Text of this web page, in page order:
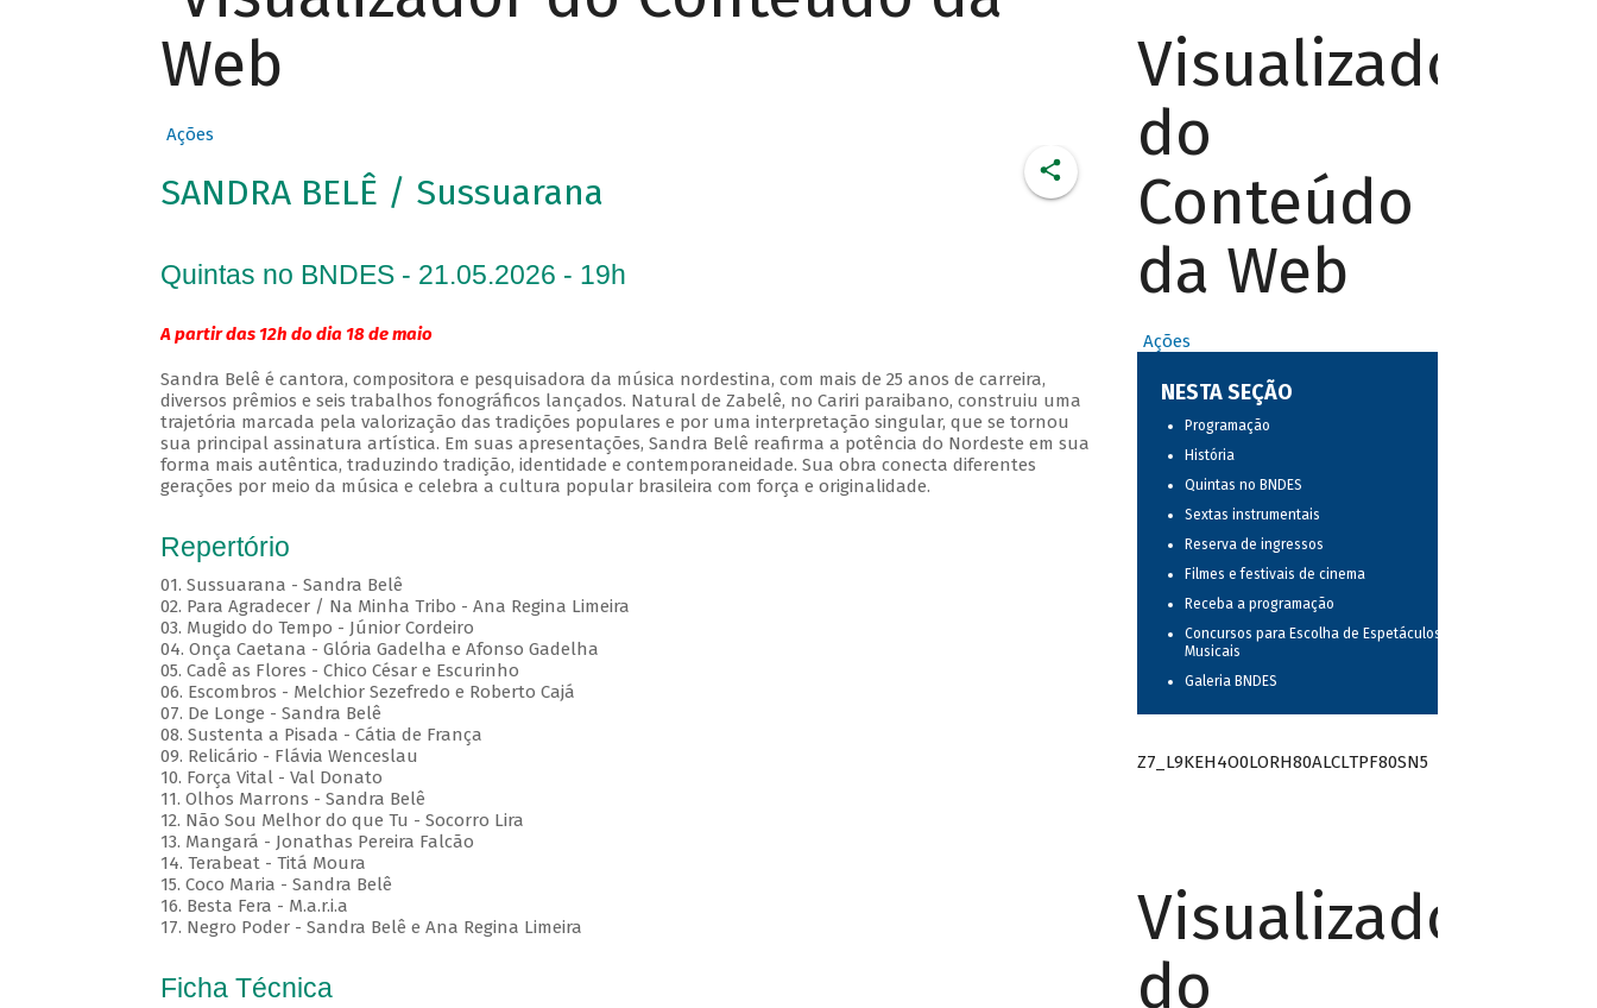
Web
Ações
SANDRA BELÊ / Sussuarana
Quintas no BNDES - 21.05.2026 - 19h
A partir das 12h do dia 18 de maio
Sandra Belê é cantora, compositora e pesquisadora da música nordestina, com mais de 25 anos de carreira,
diversos prêmios e seis trabalhos fonográficos lançados. Natural de Zabelê, no Cariri paraibano, construiu uma
trajetória marcada pela valorização das tradições populares e por uma interpretação singular, que se tornou
sua principal assinatura artística. Em suas apresentações, Sandra Belê reafirma a potência do Nordeste em sua
forma mais autêntica, traduzindo tradição, identidade e contemporaneidade. Sua obra conecta diferentes
gerações por meio da música e celebra a cultura popular brasileira com força e originalidade.
Repertório
01. Sussuarana - Sandra Belê
02. Para Agradecer / Na Minha Tribo - Ana Regina Limeira
03. Mugido do Tempo - Júnior Cordeiro
04. Onça Caetana - Glória Gadelha e Afonso Gadelha
05. Cadê as Flores - Chico César e Escurinho
06. Escombros - Melchior Sezefredo e Roberto Cajá
07. De Longe - Sandra Belê
08. Sustenta a Pisada - Cátia de França
09. Relicário - Flávia Wenceslau
10. Força Vital - Val Donato
11. Olhos Marrons - Sandra Belê
12. Não Sou Melhor do que Tu - Socorro Lira
13. Mangará - Jonathas Pereira Falcão
14. Terabeat - Titá Moura
15. Coco Maria - Sandra Belê
16. Besta Fera - M.a.r.i.a
17. Negro Poder - Sandra Belê e Ana Regina Limeira
Ficha Técnica
Visualizador
do
Conteúdo
da Web
Ações
NESTA SEÇÃO
Programação
História
Quintas no BNDES
Sextas instrumentais
Reserva de ingressos
Filmes e festivais de cinema
Receba a programação
Concursos para Escolha de Espetáculos
Musicais
Galeria BNDES
Z7_L9KEH4O0LORH80ALCLTPF80SN5
Visualizador
do